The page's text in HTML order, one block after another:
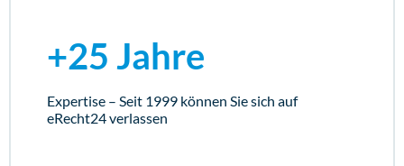
+25 Jahre
Expertise – Seit 1999 können Sie sich auf
eRecht24 verlassen